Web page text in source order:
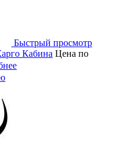
Быстрый просмотр
Кабина Цена по